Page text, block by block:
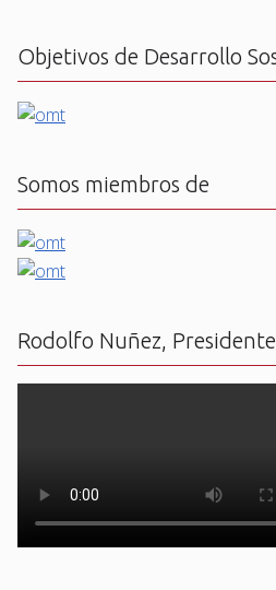
Objetivos de Desarrollo
Somos miembros de
Rodolfo Nuñez,